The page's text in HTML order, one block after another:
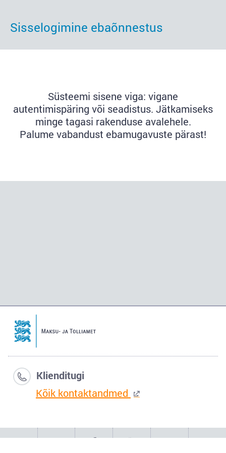
Sisselogimine ebaõnnestus
Süsteemi sisene viga: vigane
autentimispäring või seadistus. Jätkamiseks
minge tagasi rakenduse avalehele.
Palume vabandust ebamugavuste pärast!
Klienditugi
Kõik kontaktandmed